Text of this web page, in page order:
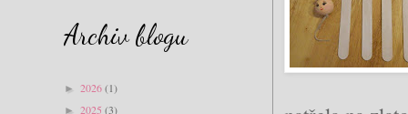
Archiv blogu
► 2026(1)
► 2025 (3)